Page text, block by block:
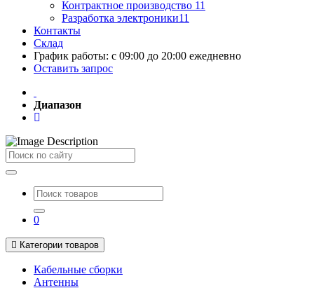
Контрактное производство 11
Разработка электроники11
Контакты
Склад
График работы: с 09:00 до 20:00 ежедневно
Оставить запрос
Диапазон
Поиск
0
Категории товаров
Кабельные сборки
Антенны